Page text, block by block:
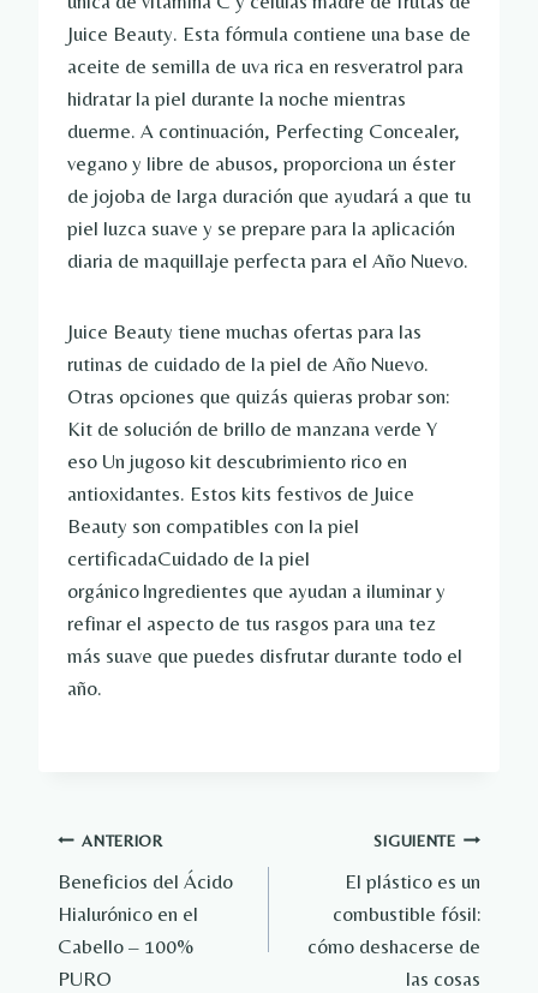
Juice Beauty. Esta fórmula contiene una base de
aceite de semilla de uva rica en resveratrol para
hidratar la piel durante la noche mientras
duerme. A continuación, Perfecting Concealer,
vegano y libre de abusos, proporciona un éster
de jojoba de larga duración que ayudará a que tu
piel luzca suave y se prepare para la aplicación
diaria de maquillaje perfecta para el Año Nuevo.
Juice Beauty tiene muchas ofertas para las
rutinas de cuidado de la piel de Año Nuevo.
Otras opciones que quizás quieras probar son:
Kit de solución de brillo de manzana verde Y
eso Un jugoso kit descubrimiento rico en
antioxidantes. Estos kits festivos de Juice
Beauty son compatibles con la piel
certificadaCuidado de la piel
orgánico Ingredientes que ayudan a iluminar y
refinar el aspecto de tus rasgos para una tez
más suave que puedes disfrutar durante todo el
año.
Navegación
de
entradas
ANTERIOR
Beneficios del Ácido
Hialurónico en el
Cabello – 100%
PURO
SIGUIENTE
El plástico es un
combustible fósil:
cómo deshacerse de
las cosas